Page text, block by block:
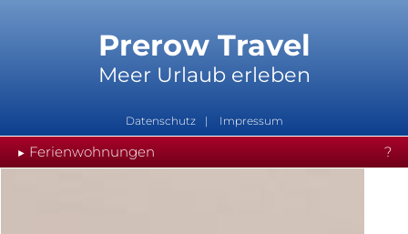
Prerow Travel
Meer Urlaub erleben
Datenschutz Impressum
?
Ferienwohnungen